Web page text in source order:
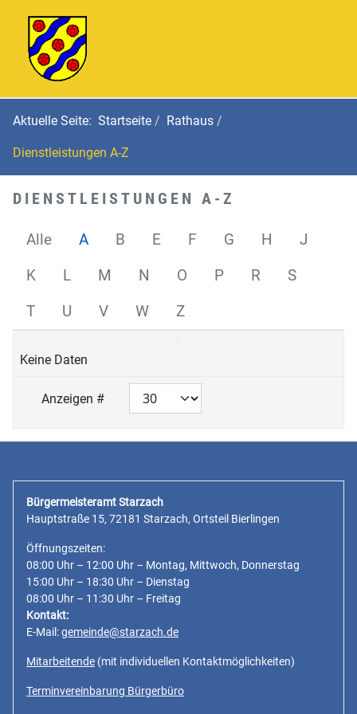
Aktuelle Seite: Startseite Rathaus
Dienstleistungen A-Z
DIENSTLEISTUNGEN A-Z
Alle A B E F G H
J
K
L M N O P R
S
T
U V W Z
Anzeigen #
Keine Daten
Bürgermeisteramt Starzach
Hauptstraße 15, 72181 Starzach, Ortsteil Bierlingen
Öffnungszeiten:
08:00 Uhr – 12:00 Uhr – Montag, Mittwoch, Donnerstag
15:00 Uhr – 18:30 Uhr – Dienstag
08:00 Uhr – 11:30 Uhr – Freitag
Kontakt:
E-Mail:gemeinde@starzach.de
Mitarbeitende (mit individuellen Kontaktmöglichkeiten)
Terminvereinbarung Bürgerbüro